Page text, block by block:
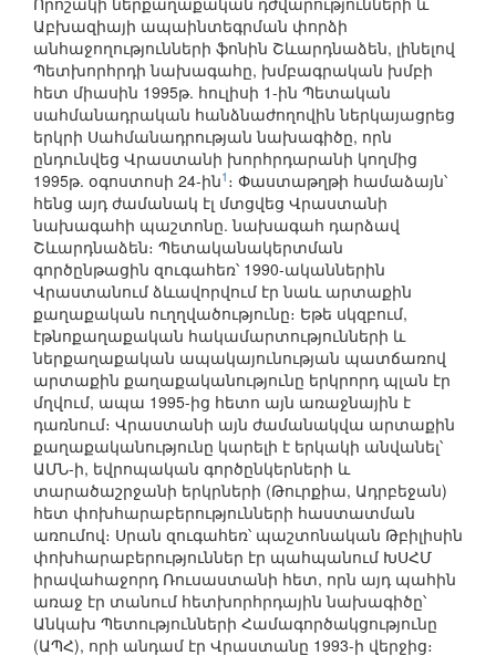
Աբխազիայի ապաինտեգրման փորձի
անհաջողությունների ֆոնին Շևարդնաձեն, լինելով
Պետխորհրդի նախագահը, խմբագրական խմբի
հետ միասին 1995թ. հուլիսի 1-ին Պետական
սահմանադրական հանձնաժողովին ներկայացրեց
երկրի Սահմանադրության նախագիծը, որն
ընդունվեց Վրաստանի խորհրդարանի կողմից
1995թ. օգոստոսի 24-ին1 ։ Փաստաթղթի համաձայն՝
հենց այդ ժամանակ էլ մտցվեց Վրաստանի
նախագահի պաշտոնը. նախագահ դարձավ
Շևարդնաձեն։ Պետականակերտման
գործընթացին զուգահեռ՝ 1990-ականներին
Վրաստանում ձևավորվում էր նաև արտաքին
քաղաքական ուղղվածությունը։ Եթե սկզբում,
էթնոքաղաքական հակամարտությունների և
ներքաղաքական ապակայունության պատճառով
արտաքին քաղաքականությունը երկրորդ պլան էր
մղվում, ապա 1995-ից հետո այն առաջնային է
դառնում։ Վրաստանի այն ժամանակվա արտաքին
քաղաքականությունը կարելի է երկակի անվանել՝
ԱՄՆ-ի, եվրոպական գործընկերների և
տարածաշրջանի երկրների (Թուրքիա, Ադրբեջան)
հետ փոխհարաբերությունների հաստատման
առումով։ Սրան զուգահեռ՝ պաշտոնական Թբիլիսին
փոխհարաբերություններ էր պահպանում ԽՍՀՄ
իրավահաջորդ Ռուսաստանի հետ, որն այդ պահին
առաջ էր տանում հետխորհրդային նախագիծը՝
Անկախ Պետությունների Համագործակցությունը
(ԱՊՀ), որի անդամ էր Վրաստանը 1993-ի վերջից։